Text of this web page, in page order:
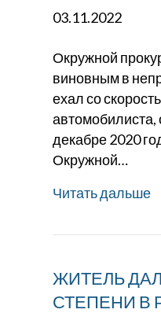
03.11.2022
Окружной
виновным в
ехал со
автомобилиста,
декабре 2020
Окружной…
Читать дальше
ЖИТЕЛЬ
СТЕПЕНИ В